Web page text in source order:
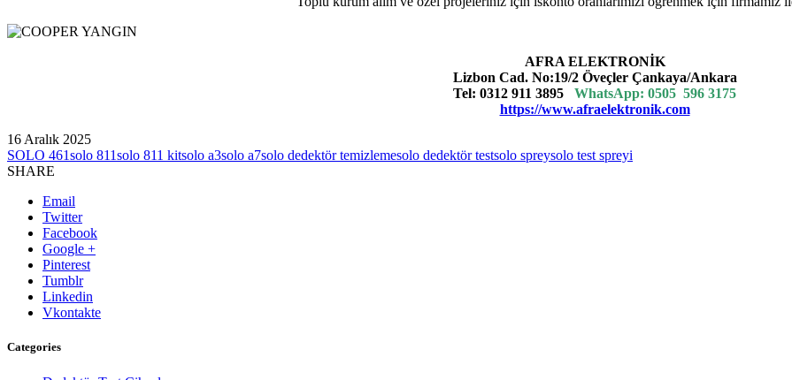
AFRA ELEKTRONİK
Lizbon Cad. No:19/2 Öveçler Çankaya/Ankara
Tel: 0312 911 3895 WhatsApp: 0505 596 3175
https://www.afraelektronik.com
16 Aralık 2025
SOLO 461solo 811solo 811 kitsolo a3solo a7solo dedektör temizlemesolo dedektör testsolo spreysolo test spreyi
SHARE
Email
Twitter
Facebook
Google +
Pinterest
Tumblr
Linkedin
Vkontakte
Categories